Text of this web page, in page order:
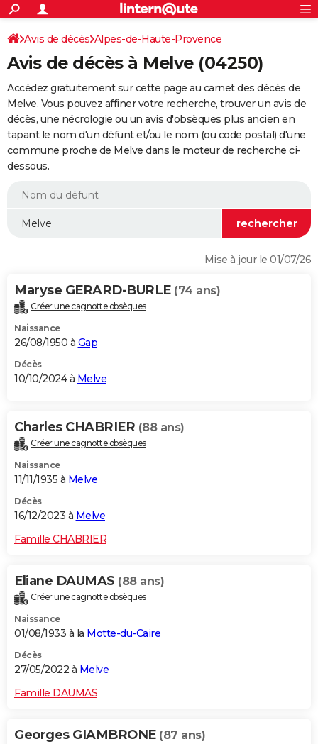
ACTUALITÉS
Politique
Société
Faits Divers
Education
Monde
Villes
+
SPORT
Coupe du monde 2026
Football
Tennis
Cyclisme
Rugby
Forum
Programme TV
TNTStreaming
Cinéma
Sorties cinéma
Musique
+
FINANCE
Retraite
Epargne
Immobilier
Risques naturels par ville
Assurance
AUTO
Essais
Réserver un essai
Citadines
Berlines
SUV
Forum auto
+
HIGH-TECH
BRICOLAGE
WEEK-END
Alimentation
Guide de la santé
Maladies
Médicaments
Sommeil
VOYAGE
Destinations
City break
Voyage nature
Voyage de noces
Forum
Climat
+PHOTO
GUIDES D'ACHAT
CARTE DE VOEUX
Carte de Noël
Carte Bonne année
Carte Saint-Valentin
Carte Pâques
Carte d'anniversaire
DICTIONNAIRE
Dictionnaire
Biographies
Citations
Expressions
Proverbes
PROGRAMME TV
COPAINS D'AVANT
S'inscrire
Se connecter
Lycées
Collèges
Primaires
Universités
Entreprises
Service militaire
Avis de recherche
AVIS DE DÉCÈS
Bricolage
Lifestyle
Culture
Sport
Auto
Television
Voyage
Cinema
S'inscrire
Connexion
Avis de décès Alpes-de-Haute-Provence
Avis de décès à Melve (04250)
Accédez gratuitement sur cette page au carnet des décès de
Melve. Vous pouvez affiner votre recherche, trouver un avis de
décès, une nécrologie ou un avis d'obsèques plus ancien en
tapant le nom d'un défunt et/ou le nom (ou code postal) d'une
commune proche de Melve dans le moteur de recherche ci-
dessous.
Mise à jour le 01/07/26
Maryse GERARD-BURLE (74 ans)
Créer une cagnotte obsèques
Naissance
26/08/1950 à Gap
Décès
10/10/2024 à Melve
Charles CHABRIER (88 ans)
Créer une cagnotte obsèques
Naissance
11/11/1935 à Melve
Décès
16/12/2023 à Melve
Famille CHABRIER
Eliane DAUMAS (88 ans)
Créer une cagnotte obsèques
Naissance
01/08/1933 à la Motte-du-Caire
Décès
27/05/2022 à Melve
Famille DAUMAS
Georges GIAMBRONE (87 ans)